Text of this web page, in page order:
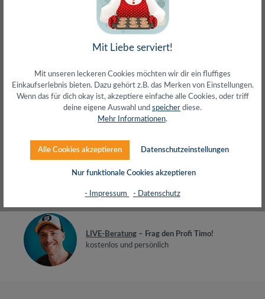
Über 20+ Jahre Erfahrung
wir wissen von was wir sprechen
Beschreibung
12 Pigtails je 0,9 mm mit LC-Steckverbinder, 2 mLeicht
abziehbar bis 1 mMit gefärbten Fasercoatings 900µ: Rot,
Herstellerinfos
LIVE-Beratung – Frag den Profi Timo!
kostenlos und persönlich
Mit Liebe serviert!
Mit unseren leckeren Cookies möchten wir dir ein fluffiges
Einkaufserlebnis bieten. Dazu gehört z.B. das Merken von Einstellungen.
Wenn das für dich okay ist, akzeptiere einfache alle Cookies, oder triff
deine eigene Auswahl und speicher diese.
Mehr Informationen.
Alle Cookies akzeptieren Datenschutzeinstellungen
Nur funktionale Cookies akzeptieren
- Impressum - Datenschutz